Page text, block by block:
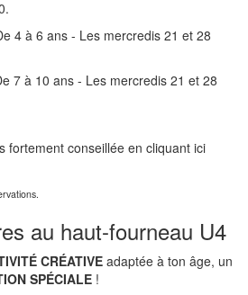
4 à 6 ans - Les mercredis 21 et 28
7 à 10 ans - Les mercredis 21 et 28
fortement conseillée en cliquant ici
au haut-fourneau U4
CRÉATIVE adaptée à ton âge, un
SPÉCIALE !